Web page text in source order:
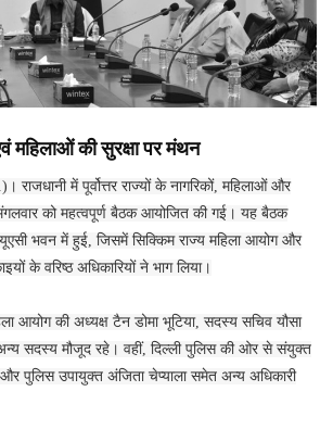
महिलाओं की सुरक्षा पर मंथन
राजधानी में पूर्वोत्तर राज्यों के नागरिकों, महिलाओं और
को महत्वपूर्ण बैठक आयोजित की गई। यह बैठक
भवन में हुई, जिसमें सिक्किम राज्य महिला आयोग और
के वरिष्ठ अधिकारियों ने भाग लिया।
आयोग की अध्यक्ष टैन डोमा भूटिया, सदस्य सचिव यौसा
सदस्य मौजूद रहे। वहीं, दिल्ली पुलिस की ओर से संयुक्त
पुलिस उपायुक्त अंजिता चेप्याला समेत अन्य अधिकारी